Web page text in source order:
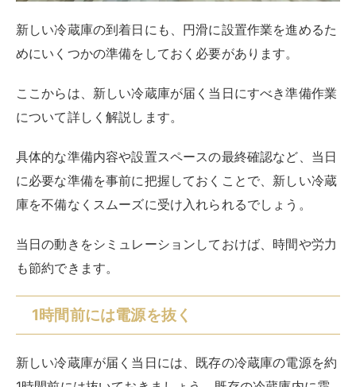
新しい冷蔵庫の到着日にも、円滑に設置作業を進めるた
めにいくつかの準備をしておく必要があります。
ここからは、新しい冷蔵庫が届く当日にすべき準備作業
について詳しく解説します。
具体的な準備内容や設置スペースの最終確認など、当日
に必要な準備を事前に把握しておくことで、新しい冷蔵
庫を不備なくスムーズに受け入れられるでしょう。
当日の動きをシミュレーションしておけば、時間や労力
も節約できます。
1時間前には電源を抜く
新しい冷蔵庫が届く当日には、既存の冷蔵庫の電源を約